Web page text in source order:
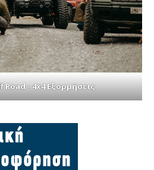
Road - 4x4 Εξορμήσεις